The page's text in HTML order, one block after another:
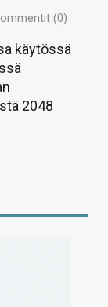
(0)
käytössä
2048